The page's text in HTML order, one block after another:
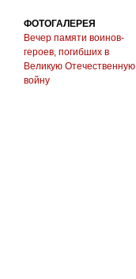
ФОТОГАЛЕРЕЯ
Вечер памяти воинов-
героев, погибших в
Великую Отечественную
войну